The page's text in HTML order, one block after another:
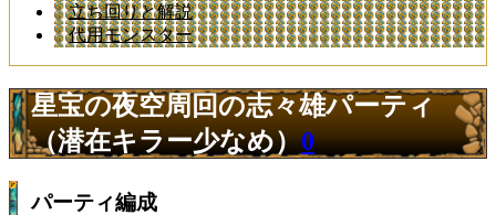
立ち回りと解説
代用モンスター
星宝の夜空周回の志々雄パーティ
（潜在キラー少なめ）0
パーティ編成